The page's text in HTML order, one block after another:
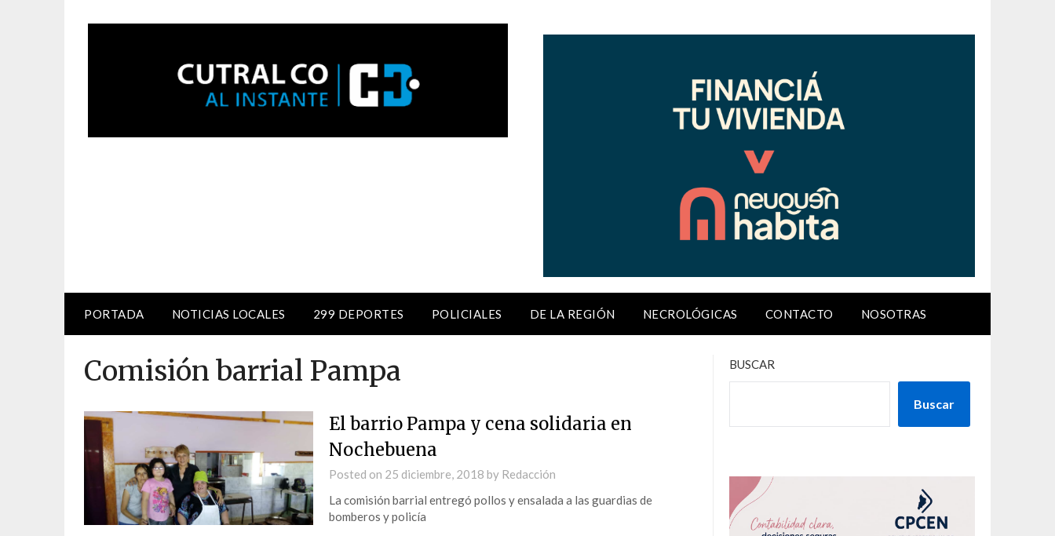
PORTADA NOTICIAS LOCALES 299 DEPORTES POLICIALES DE LA REGIÓN NECROLÓGICAS CONTACTO NOSOTRAS
Comisión barrial Pampa
El barrio Pampa y cena solidaria en
Nochebuena
Posted on 25 diciembre, 2018 by Redacción
La comisión barrial entregó pollos y ensalada a las guardias de
bomberos y policía
BUSCAR
Buscar